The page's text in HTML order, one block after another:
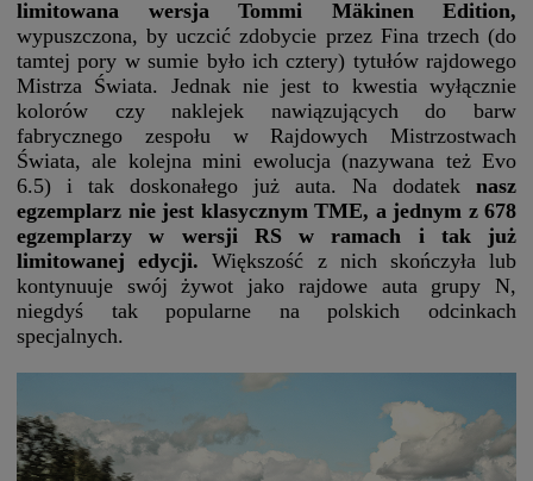
limitowana wersja Tommi Mäkinen Edition,
wypuszczona, by uczcić zdobycie przez Fina trzech (do
tamtej pory w sumie było ich cztery) tytułów rajdowego
Mistrza Świata. Jednak nie jest to kwestia wyłącznie
kolorów czy naklejek nawiązujących do barw
fabrycznego zespołu w Rajdowych Mistrzostwach
Świata, ale kolejna mini ewolucja (nazywana też Evo
6.5) i tak doskonałego już auta. Na dodatek nasz
egzemplarz nie jest klasycznym TME, a jednym z 678
egzemplarzy w wersji RS w ramach i tak już
limitowanej edycji.Większość z nich skończyła lub
kontynuuje swój żywot jako rajdowe auta grupy N,
niegdyś tak popularne na polskich odcinkach
specjalnych.